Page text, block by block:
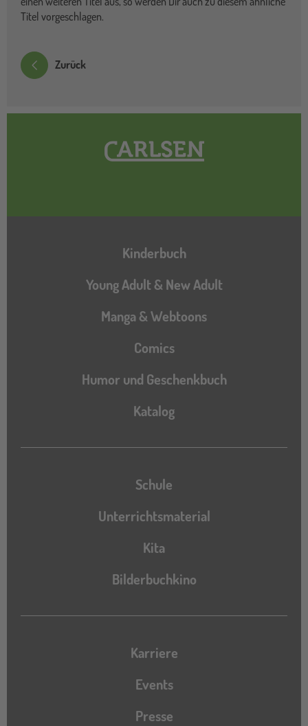
Titel vorgeschlagen.
Zurück
Hauptnavigation
Kinderbuch
Young Adult & New Adult
Manga & Webtoons
Comics
Humor und Geschenkbuch
Katalog
Katalog
Schule
Unterrichtsmaterial
Kita
Bilderbuchkino
Karriere
Events
Presse